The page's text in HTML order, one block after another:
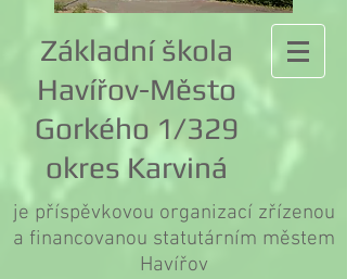
Základní škola
Havířov-Město
Gorkého 1/329
okres Karviná
je příspěvkovou organizací zřízenou
a financovanou statutárním městem
Havířov